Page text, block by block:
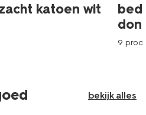
katoen wit
9
bekijk alles